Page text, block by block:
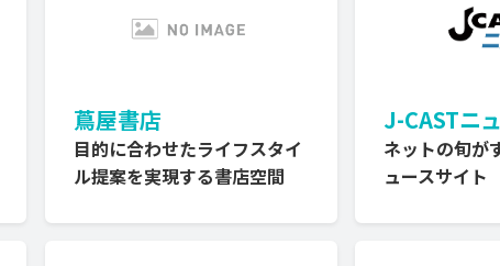
蔦屋書店
目的に合わせたライフスタイ
ル提案を実現する書店空間
J-CASTニ
ネットの旬が
ュースサイト